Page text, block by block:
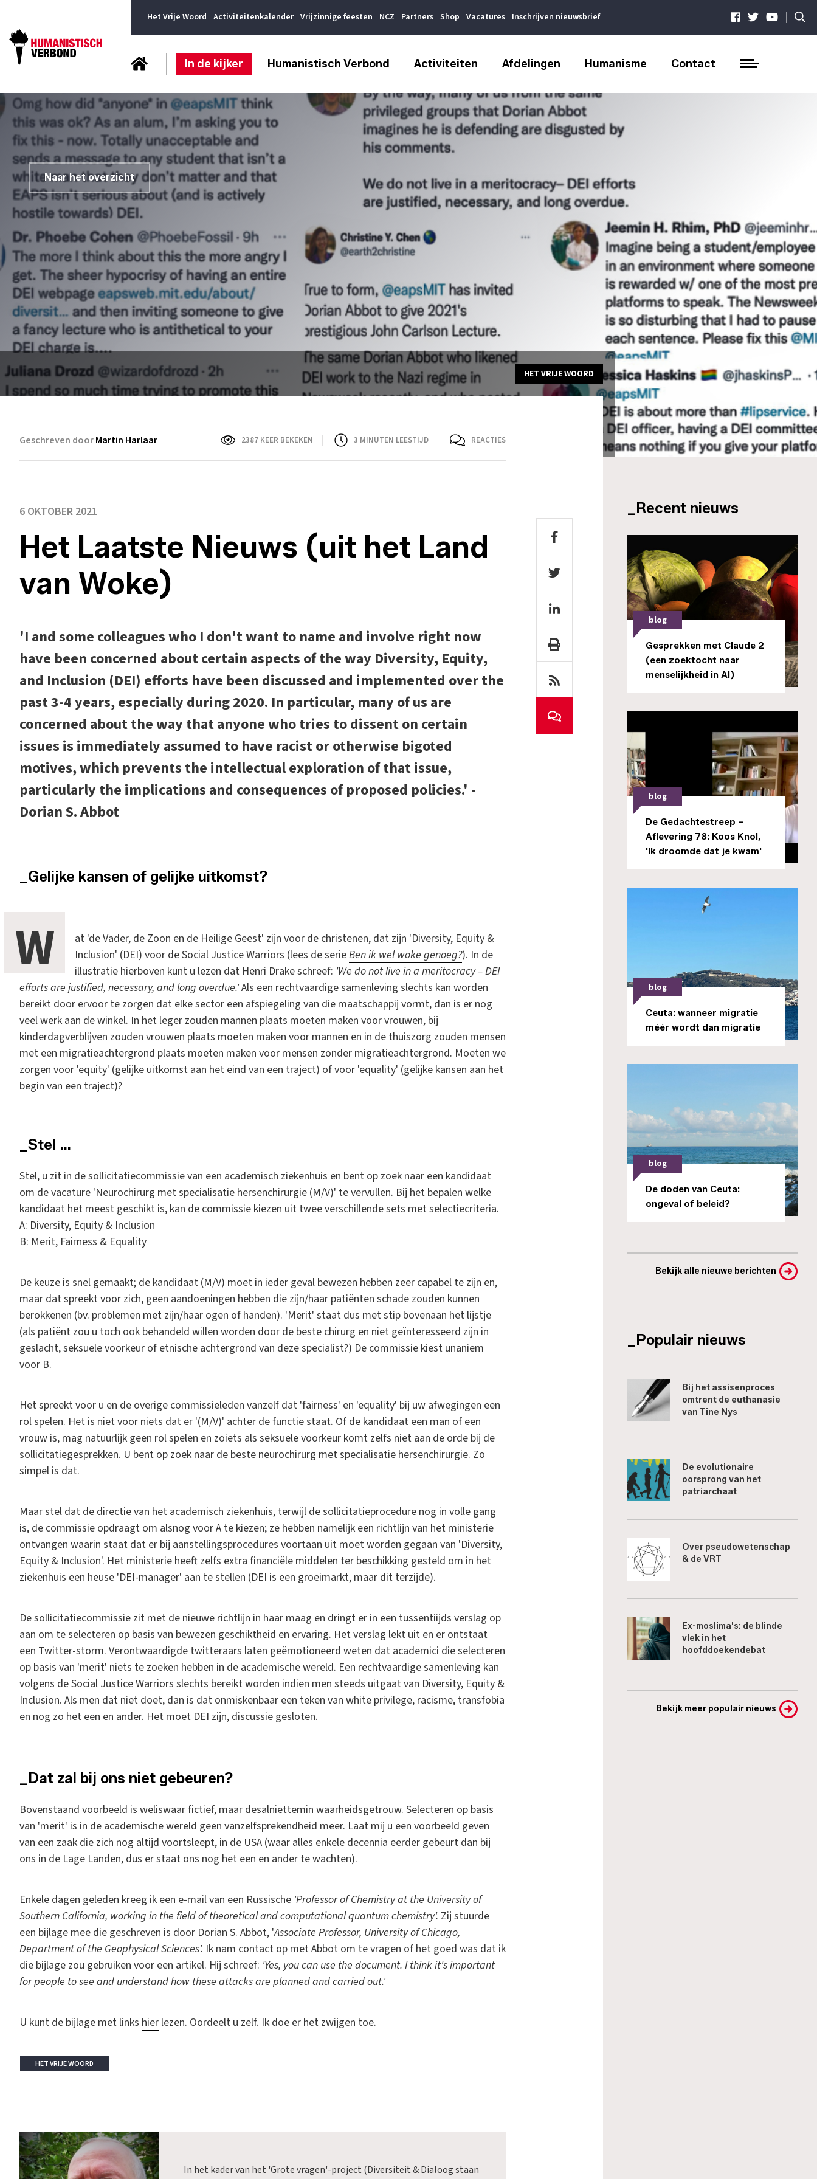
Het Vrije Woord Activiteitenkalender Vrijzinnige feesten NCZ Partners Shop Vacatures Inschrijven nieuwsbrief |
In de kijker Humanistisch Verbond Activiteiten Afdelingen Humanisme Contact
Naar het overzicht
HET VRIJE WOORD
Geschreven doorMartin Harlaar 2387 KEER BEKEKEN 3 MINUTEN LEESTIJD REACTIES
6 OKTOBER 2021
Het Laatste Nieuws (uit het Land
van Woke)
'I and some colleagues who I don't want to name and involve right now
have been concerned about certain aspects of the way Diversity, Equity,
and Inclusion (DEI) efforts have been discussed and implemented over the
past 3-4 years, especially during 2020. In particular, many of us are
concerned about the way that anyone who tries to dissent on certain
issues is immediately assumed to have racist or otherwise bigoted
motives, which prevents the intellectual exploration of that issue,
particularly the implications and consequences of proposed policies.' -
Dorian S. Abbot
_Gelijke kansen of gelijke uitkomst?
W
at 'de Vader, de Zoon en de Heilige Geest' zijn voor de christenen, dat zijn 'Diversity, Equity &
Inclusion' (DEI) voor de Social Justice Warriors (lees de serieBen ik wel woke genoeg?). In de
illustratie hierboven kunt u lezen dat Henri Drake schreef: 'We do not live in a meritocracy – DEI
efforts are justified, necessary, and long overdue.'Als een rechtvaardige samenleving slechts kan worden
bereikt door ervoor te zorgen dat elke sector een afspiegeling van die maatschappij vormt, dan is er nog
veel werk aan de winkel. In het leger zouden mannen plaats moeten maken voor vrouwen, bij
kinderdagverblijven zouden vrouwen plaats moeten maken voor mannen en in de thuiszorg zouden mensen
met een migratieachtergrond plaats moeten maken voor mensen zonder migratieachtergrond. Moeten we
zorgen voor 'equity' (gelijke uitkomst aan het eind van een traject) of voor 'equality' (gelijke kansen aan het
begin van een traject)?
_Stel …
Stel, u zit in de sollicitatiecommissie van een academisch ziekenhuis en bent op zoek naar een kandidaat
om de vacature 'Neurochirurg met specialisatie hersenchirurgie (M/V)' te vervullen. Bij het bepalen welke
kandidaat het meest geschikt is, kan de commissie kiezen uit twee verschillende sets met selectiecriteria.
A: Diversity, Equity & Inclusion
B: Merit, Fairness & Equality
De keuze is snel gemaakt; de kandidaat (M/V) moet in ieder geval bewezen hebben zeer capabel te zijn en,
maar dat spreekt voor zich, geen aandoeningen hebben die zijn/haar patiënten schade zouden kunnen
berokkenen (bv. problemen met zijn/haar ogen of handen). 'Merit' staat dus met stip bovenaan het lijstje
(als patiënt zou u toch ook behandeld willen worden door de beste chirurg en niet geïnteresseerd zijn in
geslacht, seksuele voorkeur of etnische achtergrond van deze specialist?) De commissie kiest unaniem
voor B.
Het spreekt voor u en de overige commissieleden vanzelf dat 'fairness' en 'equality' bij uw afwegingen een
rol spelen. Het is niet voor niets dat er '(M/V)' achter de functie staat. Of de kandidaat een man of een
vrouw is, mag natuurlijk geen rol spelen en zoiets als seksuele voorkeur komt zelfs niet aan de orde bij de
sollicitatiegesprekken. U bent op zoek naar de beste neurochirurg met specialisatie hersenchirurgie. Zo
simpel is dat.
Maar stel dat de directie van het academisch ziekenhuis, terwijl de sollicitatieprocedure nog in volle gang
is, de commissie opdraagt om alsnog voor A te kiezen; ze hebben namelijk een richtlijn van het ministerie
ontvangen waarin staat dat er bij aanstellingsprocedures voortaan uit moet worden gegaan van 'Diversity,
Equity & Inclusion'. Het ministerie heeft zelfs extra financiële middelen ter beschikking gesteld om in het
ziekenhuis een heuse 'DEI-manager' aan te stellen (DEI is een groeimarkt, maar dit terzijde).
De sollicitatiecommissie zit met de nieuwe richtlijn in haar maag en dringt er in een tussentiijds verslag op
aan om te selecteren op basis van bewezen geschiktheid en ervaring. Het verslag lekt uit en er ontstaat
een Twitter-storm. Verontwaardigde twitteraars laten geëmotioneerd weten dat academici die selecteren
op basis van 'merit' niets te zoeken hebben in de academische wereld. Een rechtvaardige samenleving kan
volgens de Social Justice Warriors slechts bereikt worden indien men steeds uitgaat van Diversity, Equity &
Inclusion. Als men dat niet doet, dan is dat onmiskenbaar een teken van white privilege, racisme, transfobia
en nog zo het een en ander. Het moet DEI zijn, discussie gesloten.
_Dat zal bij ons niet gebeuren?
Bovenstaand voorbeeld is weliswaar fictief, maar desalniettemin waarheidsgetrouw. Selecteren op basis
van 'merit' is in de academische wereld geen vanzelfsprekendheid meer. Laat mij u een voorbeeld geven
van een zaak die zich nog altijd voortsleept, in de USA (waar alles enkele decennia eerder gebeurt dan bij
ons in de Lage Landen, dus er staat ons nog het een en ander te wachten).
Enkele dagen geleden kreeg ik een e-mail van een Russische 'Professor of Chemistry at the University of
Southern California, working in the field of theoretical and computational quantum chemistry'. Zij stuurde
een bijlage mee die geschreven is door Dorian S. Abbot, 'Associate Professor, University of Chicago,
Department of the Geophysical Sciences'. Ik nam contact op met Abbot om te vragen of het goed was dat ik
die bijlage zou gebruiken voor een artikel. Hij schreef: 'Yes, you can use the document. I think it's important
for people to see and understand how these attacks are planned and carried out.'
U kunt de bijlage met links hier lezen. Oordeelt u zelf. Ik doe er het zwijgen toe.
HET VRIJE WOORD
In het kader van het 'Grote vragen'-project (Diversiteit & Dialoog staan
_Recent nieuws
blog
Gesprekken met Claude 2
(een zoektocht naar
menselijkheid in AI)
blog
De Gedachtestreep –
Aflevering 78: Koos Knol,
'Ik droomde dat je kwam'
blog
Ceuta: wanneer migratie
méér wordt dan migratie
blog
De doden van Ceuta:
ongeval of beleid?
Bekijk alle nieuwe berichten
_Populair nieuws
Bij het assisenproces
omtrent de euthanasie
van Tine Nys
De evolutionaire
oorsprong van het
patriarchaat
Over pseudowetenschap
& de VRT
Ex-moslima's: de blinde
vlek in het
hoofddoekendebat
Bekijk meer populair nieuws